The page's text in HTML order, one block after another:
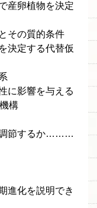
産卵植物を決定
その質的条件
決定する代替仮
に影響を与える
構
調節するか………
進化を説明でき